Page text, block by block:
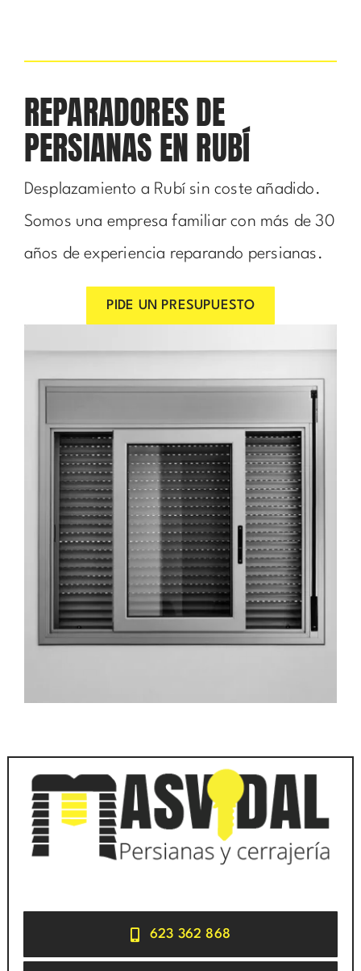
REPARADORES DE
PERSIANAS EN RUBÍ
Desplazamiento a Rubí sin coste añadido.
Somos una empresa familiar con más de 30
años de experiencia reparando persianas.
PIDE UN PRESUPUESTO
623 362 868